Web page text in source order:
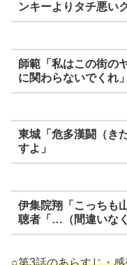
ンキーよりタチ悪い
師範「私はこの街の
に関わらないでくれ」
東城「危多漢闘（き
すよ」
伊集院翔「こっちも
聴者「…（間違いな
○第3話のあらすじ・